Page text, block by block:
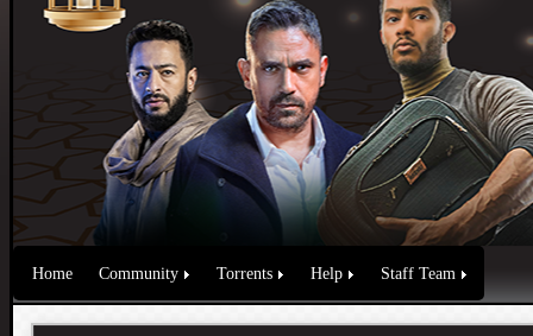
Home Community Torrents Help Staff Team